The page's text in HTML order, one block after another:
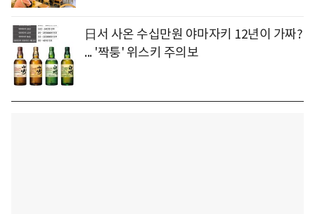
日서 사온 수십만원 야마자키 12년이 가짜?
... '짝퉁' 위스키 주의보